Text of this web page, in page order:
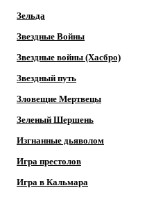
Зельда
Звездные Войны
Звездные войны (Хасбро)
Звездный путь
Зловещие Мертвецы
Зеленый Шершень
Изгнанные дьяволом
Игра престолов
Игра в Кальмара